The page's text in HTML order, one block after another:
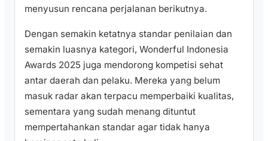
menyusun rencana perjalanan berikutnya.
Dengan semakin ketatnya standar penilaian dan
semakin luasnya kategori, Wonderful Indonesia
Awards 2025 juga mendorong kompetisi sehat
antar daerah dan pelaku. Mereka yang belum
masuk radar akan terpacu memperbaiki kualitas,
sementara yang sudah menang dituntut
mempertahankan standar agar tidak hanya